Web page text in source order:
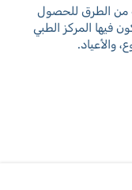
من الطرق للحصول
فيها المركز الطبي
والأعياد.